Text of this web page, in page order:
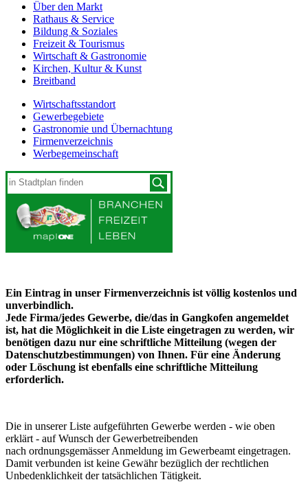
Über den Markt
Rathaus & Service
Bildung & Soziales
Freizeit & Tourismus
Wirtschaft & Gastronomie
Kirchen, Kultur & Kunst
Breitband
Wirtschaftsstandort
Gewerbegebiete
Gastronomie und Übernachtung
Firmenverzeichnis
Werbegemeinschaft
Ein Eintrag in unser Firmenverzeichnis ist völlig kostenlos und
unverbindlich.
Jede Firma/jedes Gewerbe, die/das in Gangkofen angemeldet
ist, hat die Möglichkeit in die Liste eingetragen zu werden, wir
benötigen dazu nur eine schriftliche Mitteilung (wegen der
Datenschutzbestimmungen) von Ihnen. Für eine Änderung
oder Löschung ist ebenfalls eine schriftliche Mitteilung
erforderlich.
Die in unserer Liste aufgeführten Gewerbe werden - wie oben
erklärt - auf Wunsch der Gewerbetreibenden
nach ordnungsgemässer Anmeldung im Gewerbeamt eingetragen.
Damit verbunden ist keine Gewähr bezüglich der rechtlichen
Unbedenklichkeit der tatsächlichen Tätigkeit.